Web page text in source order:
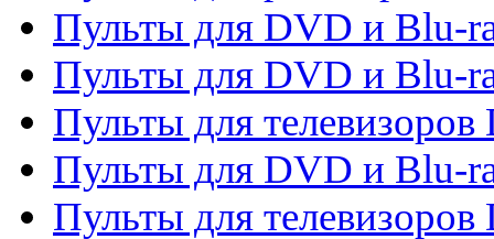
Пульты для DVD и Blu-
Пульты для DVD и Blu-
Пульты для
Пульты для DVD и Blu-
Пульты для телевизоров